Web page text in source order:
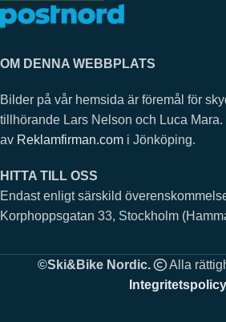
OM DENNA WEBBPLATS
Bilder på vår hemsida är föremål för
tillhörande Lars Nelson och Luca
av Reklamfirman.com i Jönköping.
HITTA TILL OSS
Endast enligt särskild
Korphoppsgatan 33, Stockholm
©Ski&Bike Nordic.
Alla
Integritetspolicy